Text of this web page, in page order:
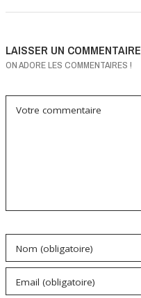
LAISSER UN COMMENTAIRE
ON ADORE LES COMMENTAIRES !
Votre commentaire
Nom (obligatoire)
Email (obligatoire)